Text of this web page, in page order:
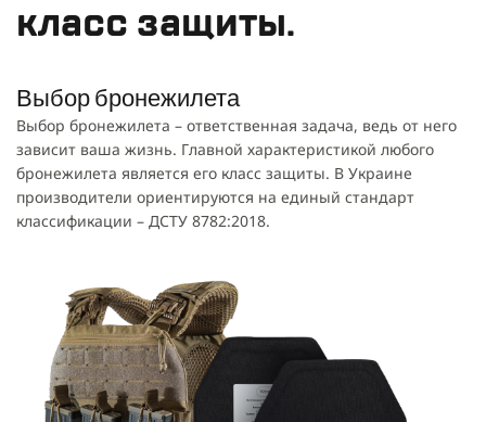
класс защиты.
Выбор бронежилета
Выбор бронежилета – ответственная задача, ведь от него
зависит ваша жизнь. Главной характеристикой любого
бронежилета является его класс защиты. В Украине
производители ориентируются на единый стандарт
классификации – ДСТУ 8782:2018.